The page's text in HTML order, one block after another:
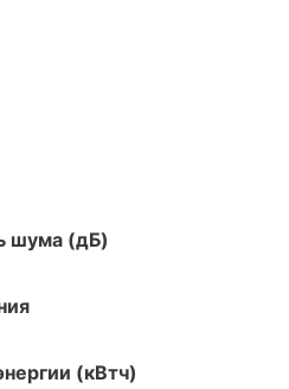
шума (дБ)
(кВтч)